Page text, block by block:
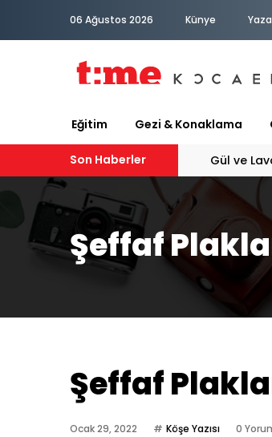
06 Ağustos 2026 Künye
Eğitim Gezi & Konaklama
Son Haberler Gül ve
Şeffaf
Şeffaf
Ocak 29, 2022 Köşe Yazısı 0